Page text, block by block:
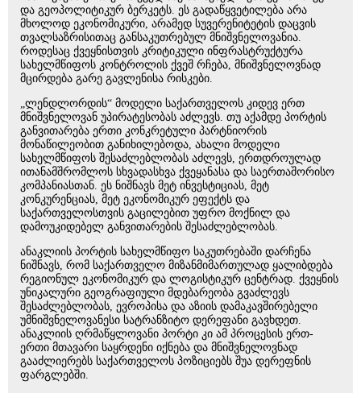
და გეოპოლიტიკურ ბერკეტს. ეს გადაწყვეტილება არა
მხოლოდ ეკონომიკური, არამედ სუვერენიტეტის დაცვის
თვალსაზრისითაც განსაკუთრებულ მნიშვნელოვანია.
როდესაც ქვეყნისთვის კრიტიკული ინფრასტრუქტურა
სახელმწიფოს კონტროლის ქვეშ რჩება, მნიშვნელოვნად
მცირდება გარე გავლენისა რისკები.
„ლენდლორდის“ მოდელი საქართველოს კიდევ ერთ
მნიშვნელოვან უპირატესობას აძლევს. თუ აქამდე პორტის
განვითარება ერთი კონკრეტული პარტნიორის
მონაწილეობით განიხილებოდა, ახალი მოდელი
სახელმწიფოს შესაძლებლობას აძლევს, ერთდროულად
ითანამშრომლოს სხვადასხვა ქვეყანასა და საერთაშორისო
კომპანიასთან. ეს ნიშნავს მეტ ინვესტიციას, მეტ
კონკურენციას, მეტ ეკონომიკურ ეფექტს და
საქართველოსთვის გაცილებით უფრო მოქნილ და
დამოუკიდებელ განვითარების შესაძლებლობას.
ანაკლიის პორტის სახელმწიფო საკუთრებაში დარჩენა
ნიშნავს, რომ საქართველო მიზანმიმართულად ყალიბდება
რეგიონულ ეკონომიკურ და ლოგისტიკურ ცენტრად. ქვეყნის
უნიკალური გეოგრაფიული მდებარეობა გვაძლევს
შესაძლებლობას, ევროპისა და აზიის დამაკავშირებელი
უმნიშვნელოვანესი სატრანზიტო დერეფანი გავხდეთ.
ანაკლიის ღრმაწყლოვანი პორტი კი ამ პროცესის ერთ-
ერთი მთავარი საყრდენი იქნება და მნიშვნელოვნად
გააძლიერებს საქართველოს პოზიციებს შუა დერეფნის
ფარგლებში.